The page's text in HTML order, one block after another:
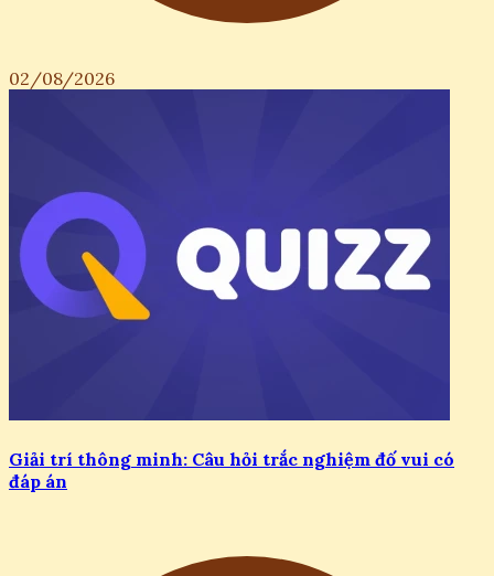
02/08/2026
Giải trí thông minh: Câu hỏi trắc nghiệm đố vui có
đáp án